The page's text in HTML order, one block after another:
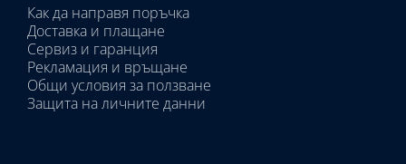
Как да направя поръчка
Доставка и плащане
Сервиз и гаранция
Рекламация и връщане
Общи условия за ползване
Защита на личните данни